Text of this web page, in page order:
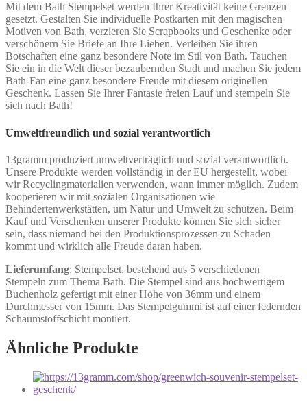
Mit dem Bath Stempelset werden Ihrer Kreativität keine Grenzen
gesetzt. Gestalten Sie individuelle Postkarten mit den magischen
Motiven von Bath, verzieren Sie Scrapbooks und Geschenke oder
verschönern Sie Briefe an Ihre Lieben. Verleihen Sie ihren
Botschaften eine ganz besondere Note im Stil von Bath. Tauchen
Sie ein in die Welt dieser bezaubernden Stadt und machen Sie jedem
Bath-Fan eine ganz besondere Freude mit diesem originellen
Geschenk. Lassen Sie Ihrer Fantasie freien Lauf und stempeln Sie
sich nach Bath!
Umweltfreundlich und sozial verantwortlich
13gramm produziert umweltverträglich und sozial verantwortlich.
Unsere Produkte werden vollständig in der EU hergestellt, wobei
wir Recyclingmaterialien verwenden, wann immer möglich. Zudem
kooperieren wir mit sozialen Organisationen wie
Behindertenwerkstätten, um Natur und Umwelt zu schützen. Beim
Kauf und Verschenken unserer Produkte können Sie sich sicher
sein, dass niemand bei den Produktionsprozessen zu Schaden
kommt und wirklich alle Freude daran haben.
Lieferumfang: Stempelset, bestehend aus 5 verschiedenen
Stempeln zum Thema Bath. Die Stempel sind aus hochwertigem
Buchenholz gefertigt mit einer Höhe von 36mm und einem
Durchmesser von 15mm. Das Stempelgummi ist auf einer federnden
Schaumstoffschicht montiert.
Ähnliche Produkte